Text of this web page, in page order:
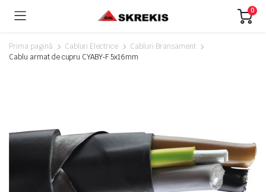
0
Prima pagină Cabluri Electrice
Cabluri Bransament
Cablu armat de cupru CYABY‑F 5x16mm